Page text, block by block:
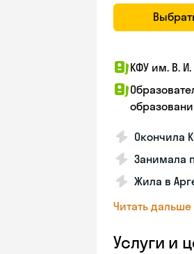
КФУ им. В.
Окончила
Занимала
Жила в
Читать дальше
Услуги и